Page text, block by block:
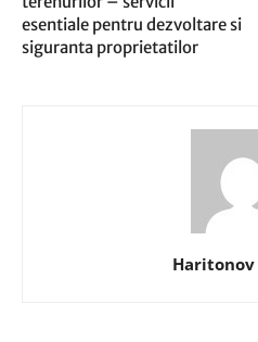
esentiale pentru dezvoltare si
siguranta proprietatilor
Haritonov